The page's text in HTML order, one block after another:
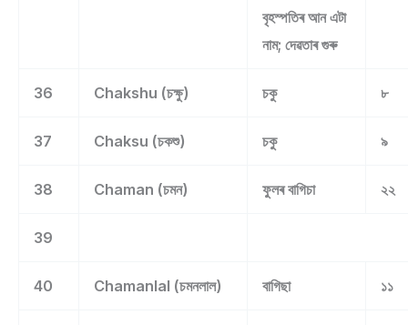
বৃহস্পতিৰ আন এটা
নাম; দেৱতাৰ গুৰু
36 Chakshu (চক্ষু) চকু ৮
37 Chaksu (চকশু) চকু ৯
38 Chaman (চমন) ফুলৰ বাগিচা ২২
39
40 Chamanlal (চমনলাল) বাগিছা ১১